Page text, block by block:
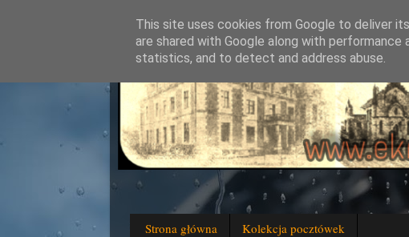
Strona główna Kolekcja pocztówek
This site uses cookies from Google to deliver
are shared with Google along with
statistics, and to detect and address abuse.